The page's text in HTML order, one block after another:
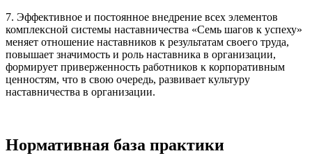
7. Эффективное и постоянное внедрение всех элементов
комплексной системы наставничества «Семь шагов к успеху»
меняет отношение наставников к результатам своего труда,
повышает значимость и роль наставника в организации,
формирует приверженность работников к корпоративным
ценностям, что в свою очередь, развивает культуру
наставничества в организации.
Нормативная база практики